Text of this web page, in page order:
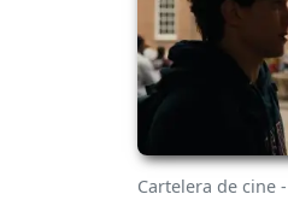
Cartelera de cine